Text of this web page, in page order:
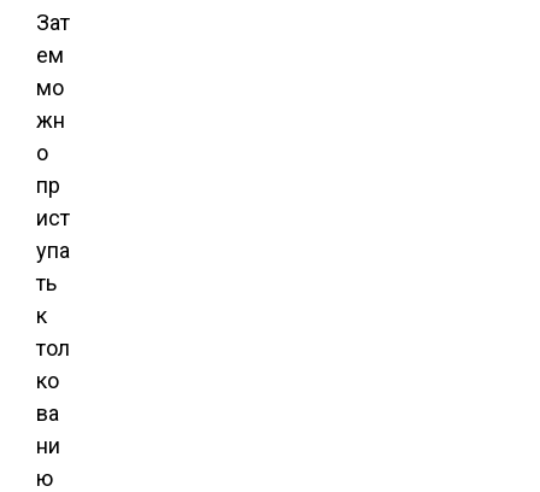
Зат
ем
мо
жн
о
пр
ист
упа
ть
к
тол
ко
ва
ни
ю